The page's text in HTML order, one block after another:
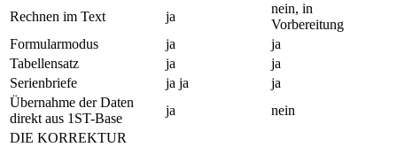
Rechnen im Text
ja
nein, in
Vorbereitung
Formularmodus
ja
ja
Tabellensatz
ja
ja
Serienbriefe
ja ja
ja
Übernahme der Daten
direkt aus 1ST-Base
ja
nein
DIE KORREKTUR